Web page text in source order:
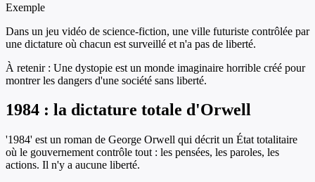
Exemple
Dans un jeu vidéo de science-fiction, une ville futuriste contrôlée par
une dictature où chacun est surveillé et n'a pas de liberté.
À retenir : Une dystopie est un monde imaginaire horrible créé pour
montrer les dangers d'une société sans liberté.
1984 : la dictature totale d'Orwell
'1984' est un roman de George Orwell qui décrit un État totalitaire
où le gouvernement contrôle tout : les pensées, les paroles, les
actions. Il n'y a aucune liberté.